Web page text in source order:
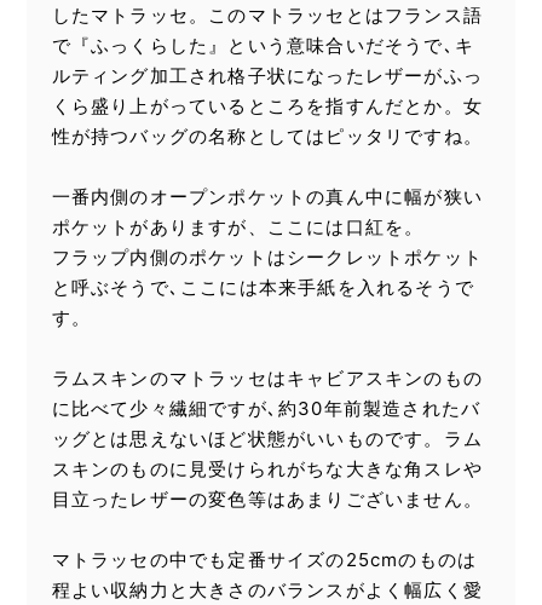
したマトラッセ。このマトラッセとはフランス語
で『ふっくらした』という意味合いだそうで､キ
ルティング加工され格子状になったレザーがふっ
くら盛り上がっているところを指すんだとか。女
性が持つバッグの名称としてはピッタリですね。
一番内側のオープンポケットの真ん中に幅が狭い
ポケットがありますが、ここには口紅を。
フラップ内側のポケットはシークレットポケット
と呼ぶそうで､ここには本来手紙を入れるそうで
す。
ラムスキンのマトラッセはキャビアスキンのもの
に比べて少々繊細ですが､約30年前製造されたバ
ッグとは思えないほど状態がいいものです。ラム
スキンのものに見受けられがちな大きな角スレや
目立ったレザーの変色等はあまりございません。
マトラッセの中でも定番サイズの25cmのものは
程よい収納力と大きさのバランスがよく幅広く愛